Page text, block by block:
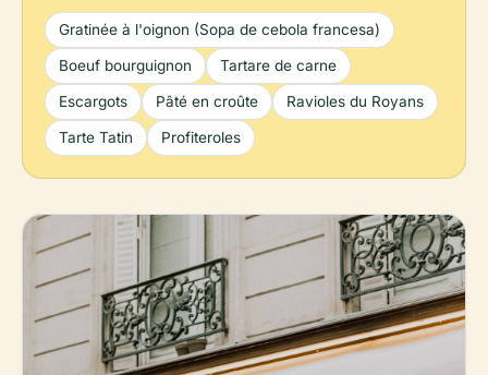
Gratinée à l'oignon (Sopa de cebola francesa)
Boeuf bourguignon Tartare de carne
Escargots Pâté en croûte Ravioles du Royans
Tarte Tatin Profiteroles